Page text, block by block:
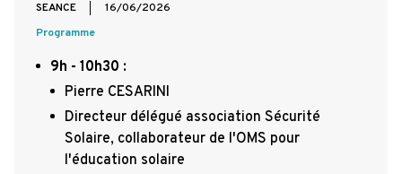
SEANCE
16/06/2026
Programme
9h - 10h30 :
Pierre CESARINI
Directeur délégué association Sécurité
Solaire, collaborateur de l'OMS pour
l'éducation solaire